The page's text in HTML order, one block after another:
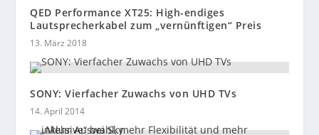
QED Performance XT25: High-endiges
Lautsprecherkabel zum „vernünftigen“ Preis
13. März 2018
SONY: Vierfacher Zuwachs von UHD TVs
14. April 2014